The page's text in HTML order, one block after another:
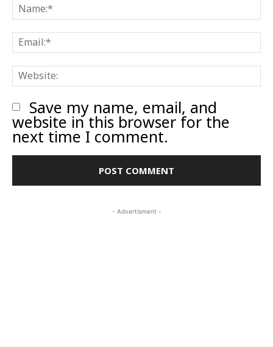
Save my name, email, and
website in this browser for the
next time I comment.
- Advertisment -